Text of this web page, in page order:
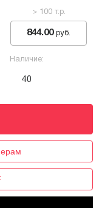
> 100 т.р.
844.00руб.
Наличие:
40